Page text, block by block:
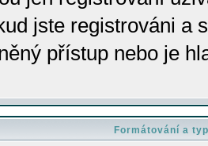
jste registrováni a
přístup nebo je
Formátování a